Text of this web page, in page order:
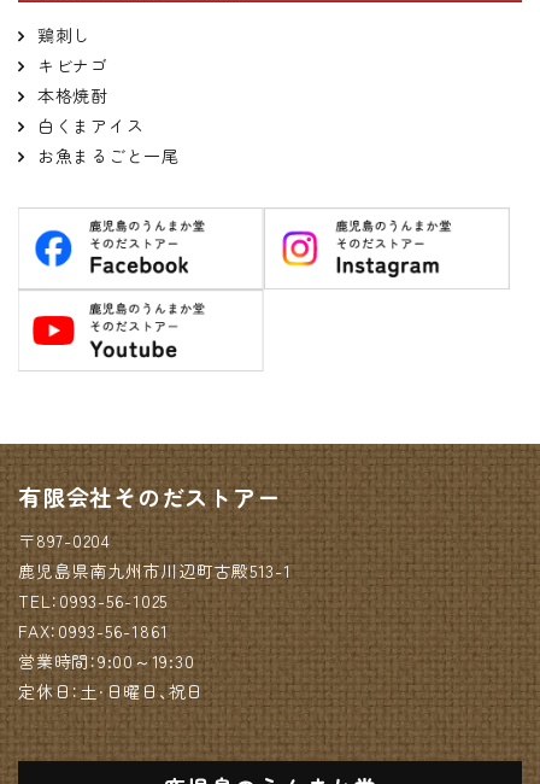
鶏刺し
キビナゴ
本格焼酎
白くまアイス
お魚まるごと一尾
有限会社そのだストアー
〒897-0204
鹿児島県南九州市川辺町古殿513-1
TEL：0993-56-1025
FAX：0993-56-1861
営業時間：9:00～19:30
定休日：土・日曜日、祝日